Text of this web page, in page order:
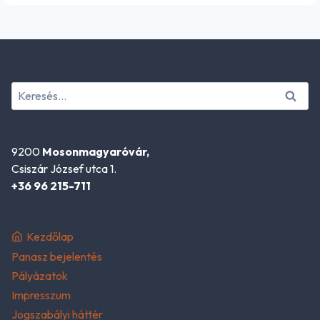
Keresés:
9200 Mosonmagyaróvár,
Csiszár József utca 1.
+36 96 215-711
Kezdőlap
Panasz bejelentés
Pályázatok
Impresszum
Jogszabályi háttér